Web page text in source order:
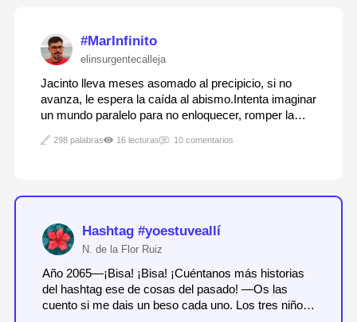
#MarInfinito
elinsurgentecalleja
Jacinto lleva meses asomado al precipicio, si no
avanza, le espera la caída al abismo.Intenta imaginar
un mundo paralelo para no enloquecer, romper la
vientos que necesita empezar a vivir.Su última
298 palabras 16 lecturas 10 comentarios
Hashtag #yoestuveallí
N. de la Flor Ruiz
Año 2065—¡Bisa! ¡Bisa! ¡Cuéntanos más historias
del hashtag ese de cosas del pasado! —Os las
cuento si me dais un beso cada uno. Los tres niños